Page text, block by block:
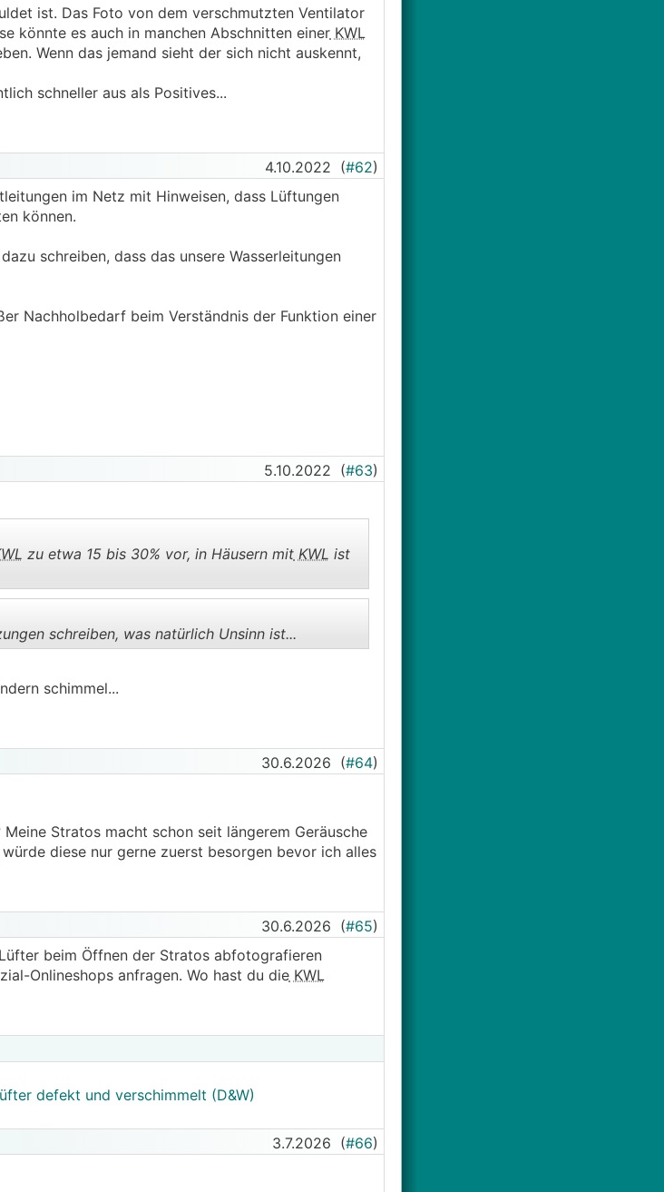
ist. Das Foto von dem verschmutzten Ventilator
könnte es auch in manchen Abschnitten einerKWL
Wenn das jemand sieht der sich nicht auskennt,
schneller aus als Positives...
4.10.2022 (#62)
im Netz mit Hinweisen, dass Lüftungen
können.
schreiben, dass das unsere Wasserleitungen
Nachholbedarf beim Verständnis der Funktion einer
5.10.2022 (#63)
zu etwa 15 bis 30% vor, in Häusern mitKWL ist
schreiben, was natürlich Unsinn ist...
schimmel...
30.6.2026 (#64)
Stratos macht schon seit längerem Geräusche
diese nur gerne zuerst besorgen bevor ich alles
30.6.2026 (#65)
beim Öffnen der Stratos abfotografieren
Onlineshops anfragen. Wo hast du dieKWL
defekt und verschimmelt (D&W)
3.7.2026 (#66)